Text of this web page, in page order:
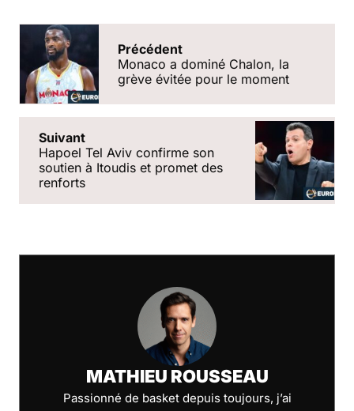
Précédent
Monaco a dominé Chalon, la
grève évitée pour le moment
Suivant
Hapoel Tel Aviv confirme son
soutien à Itoudis et promet des
renforts
MATHIEU ROUSSEAU
Passionné de basket depuis toujours, j’ai